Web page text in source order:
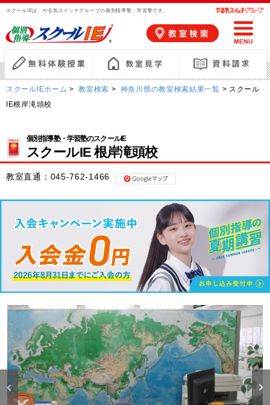
スクールIEは、やる気スイッチグループの個別指導塾・学習塾です。
スクールIEホーム > 教室検索 > 神奈川県の教室検索結果一覧 > スクール
IE根岸滝頭校
個別指導塾・学習塾のスクールIE
スクールIE 根岸滝頭校
教室直通： 045-762-1466